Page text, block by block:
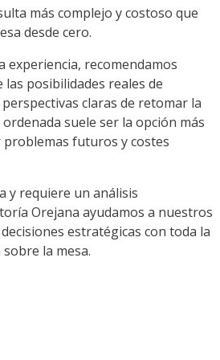
más complejo y costoso que
desde cero.
experiencia, recomendamos
posibilidades reales de
claras de retomar la
suele ser la opción más
futuros y costes
y requiere un análisis
Orejana ayudamos a nuestros
estratégicas con toda la
la mesa.